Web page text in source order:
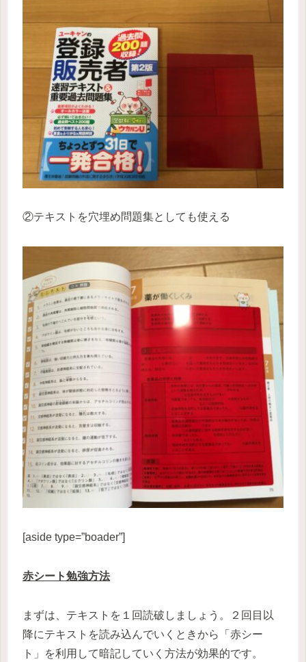
②テキストを穴埋め問題集としても使える
[aside type=”boader”]
赤シート勉強方法
まずは、テキストを１回読破しましょう。２回目以
降にテキストを読み込んでいくときから「赤シー
ト」を利用して暗記していく方法が効果的です。